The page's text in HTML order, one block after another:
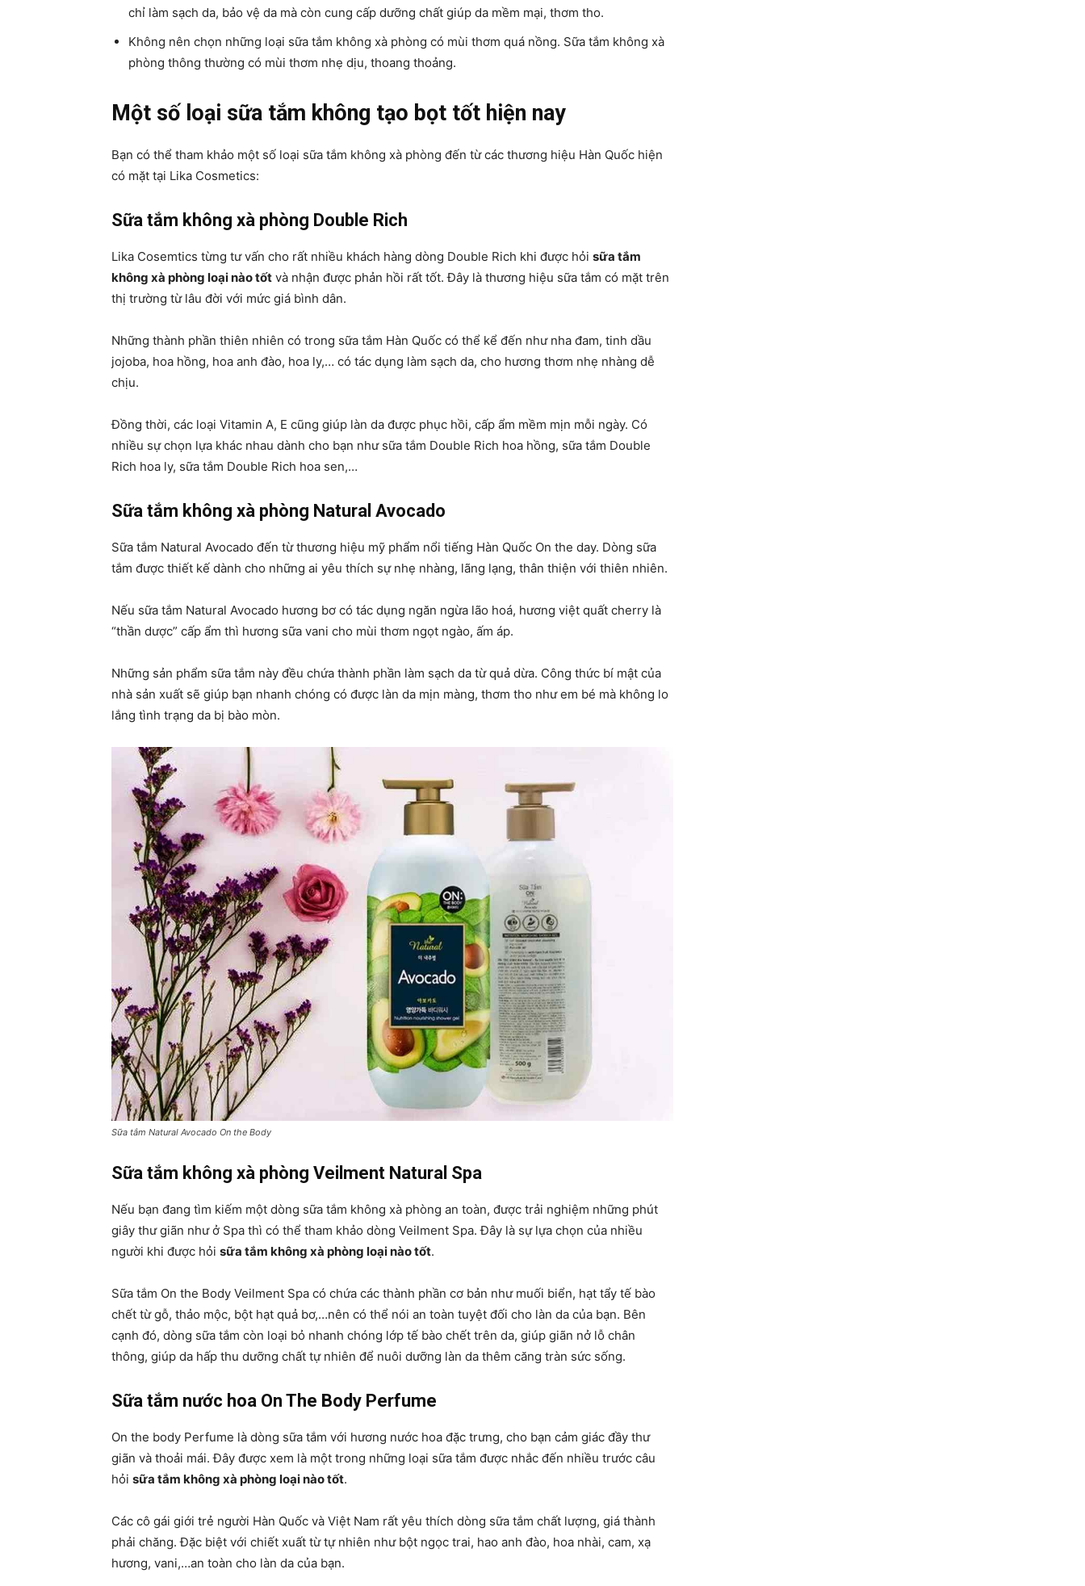
bé
chỉ làm sạch da, bảo vệ da mà còn cung cấp dưỡng chất giúp da mềm mại, thơm tho.
Không nên chọn những loại sữa tắm không xà phòng có mùi thơm quá nồng. Sữa tắm không xà
phòng thông thường có mùi thơm nhẹ dịu, thoang thoảng.
Một số loại sữa tắm không tạo bọt tốt hiện nay
Bạn có thể tham khảo một số loại sữa tắm không xà phòng đến từ các thương hiệu Hàn Quốc hiện
có mặt tại Lika Cosmetics:
Sữa tắm không xà phòng Double Rich
Lika Cosemtics từng tư vấn cho rất nhiều khách hàng dòng Double Rich khi được hỏi sữa tắm
không xà phòng loại nào tốt và nhận được phản hồi rất tốt. Đây là thương hiệu sữa tắm có mặt trên
thị trường từ lâu đời với mức giá bình dân.
Những thành phần thiên nhiên có trong sữa tắm Hàn Quốc có thể kể đến như nha đam, tinh dầu
jojoba, hoa hồng, hoa anh đào, hoa ly,… có tác dụng làm sạch da, cho hương thơm nhẹ nhàng dễ
chịu.
Đồng thời, các loại Vitamin A, E cũng giúp làn da được phục hồi, cấp ẩm mềm mịn mỗi ngày. Có
nhiều sự chọn lựa khác nhau dành cho bạn như sữa tắm Double Rich hoa hồng, sữa tắm Double
Rich hoa ly, sữa tắm Double Rich hoa sen,…
Sữa tắm không xà phòng Natural Avocado
Sữa tắm Natural Avocado đến từ thương hiệu mỹ phẩm nổi tiếng Hàn Quốc On the day. Dòng sữa
tắm được thiết kế dành cho những ai yêu thích sự nhẹ nhàng, lãng lạng, thân thiện với thiên nhiên.
Nếu sữa tắm Natural Avocado hương bơ có tác dụng ngăn ngừa lão hoá, hương việt quất cherry là
“thần dược” cấp ẩm thì hương sữa vani cho mùi thơm ngọt ngào, ấm áp.
Những sản phẩm sữa tắm này đều chứa thành phần làm sạch da từ quả dừa. Công thức bí mật của
nhà sản xuất sẽ giúp bạn nhanh chóng có được làn da mịn màng, thơm tho như em bé mà không lo
lắng tình trạng da bị bào mòn.
Sữa tắm Natural Avocado On the Body
Sữa tắm không xà phòng Veilment Natural Spa
Nếu bạn đang tìm kiếm một dòng sữa tắm không xà phòng an toàn, được trải nghiệm những phút
giây thư giãn như ở Spa thì có thể tham khảo dòng Veilment Spa. Đây là sự lựa chọn của nhiều
người khi được hỏi sữa tắm không xà phòng loại nào tốt.
Sữa tắm On the Body Veilment Spa có chứa các thành phần cơ bản như muối biển, hạt tẩy tế bào
chết từ gỗ, thảo mộc, bột hạt quả bơ,…nên có thể nói an toàn tuyệt đối cho làn da của bạn. Bên
cạnh đó, dòng sữa tắm còn loại bỏ nhanh chóng lớp tế bào chết trên da, giúp giãn nở lỗ chân
thông, giúp da hấp thu dưỡng chất tự nhiên để nuôi dưỡng làn da thêm căng tràn sức sống.
Sữa tắm nước hoa On The Body Perfume
On the body Perfume là dòng sữa tắm với hương nước hoa đặc trưng, cho bạn cảm giác đầy thư
giãn và thoải mái. Đây được xem là một trong những loại sữa tắm được nhắc đến nhiều trước câu
hỏi sữa tắm không xà phòng loại nào tốt.
Các cô gái giới trẻ người Hàn Quốc và Việt Nam rất yêu thích dòng sữa tắm chất lượng, giá thành
phải chăng. Đặc biệt với chiết xuất từ tự nhiên như bột ngọc trai, hao anh đào, hoa nhài, cam, xạ
hương, vani,…an toàn cho làn da của bạn.